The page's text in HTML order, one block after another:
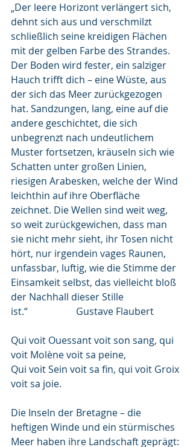
„Der leere Horizont verlängert sich,
dehnt sich aus und verschmilzt
schließlich seine kreidigen Flächen
mit der gelben Farbe des Strandes.
Der Boden wird fester, ein salziger
Hauch trifft dich – eine Wüste, aus
der sich das Meer zurückgezogen
hat. Sandzungen, lang, eine auf die
andere geschichtet, die sich
unbegrenzt nach undeutlichem
Muster fortsetzen, kräuseln sich wie
Schatten unter großen Linien,
riesigen Arabesken, welche der Wind
leichthin auf ihre Oberfläche
zeichnet. Die Wellen sind weit weg,
so weit zurückgewichen, dass man
sie nicht mehr sieht, ihr Tosen nicht
hört, nur irgendein vages Raunen,
unfassbar, luftig, wie die Stimme der
Einsamkeit selbst, das vielleicht bloß
der Nachhall dieser Stille
ist.“                    Gustave Flaubert
Qui voit Ouessant voit son sang, qui
voit Molène voit sa peine,
Qui voit Sein voit sa fin, qui voit Groix
voit sa joie.
Die Inseln der Bretagne – die
heftigen Winde und ein stürmisches
Meer haben ihre Landschaft geprägt: